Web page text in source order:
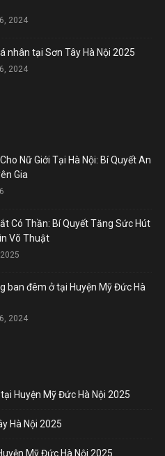
2024
nhân tại Sơn Tây Hà Nội 2025
2024
Nữ Giới Tại Hà Nội: Bí Quyết An
Gia
Có Thần: Bí Quyết Tăng Sức Hút
Võ Thuật
ban đêm ở tại Huyện Mỹ Đức Hà
2024
Huyện Mỹ Đức Hà Nội 2025
Hà Nội 2025
Mỹ Đức Hà Nội 2025